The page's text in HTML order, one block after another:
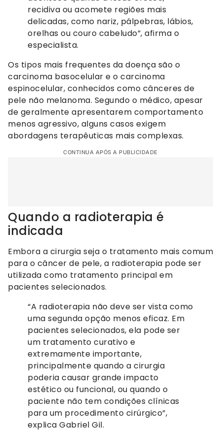
recidiva ou acomete regiões mais
delicadas, como nariz, pálpebras, lábios,
orelhas ou couro cabeludo”, afirma o
especialista.
Os tipos mais frequentes da doença são o
carcinoma basocelular e o carcinoma
espinocelular, conhecidos como cânceres de
pele não melanoma. Segundo o médico, apesar
de geralmente apresentarem comportamento
menos agressivo, alguns casos exigem
abordagens terapêuticas mais complexas.
CONTINUA APÓS A PUBLICIDADE
Quando a radioterapia é
indicada
Embora a cirurgia seja o tratamento mais comum
para o câncer de pele, a radioterapia pode ser
utilizada como tratamento principal em
pacientes selecionados.
“A radioterapia não deve ser vista como
uma segunda opção menos eficaz. Em
pacientes selecionados, ela pode ser
um tratamento curativo e
extremamente importante,
principalmente quando a cirurgia
poderia causar grande impacto
estético ou funcional, ou quando o
paciente não tem condições clínicas
para um procedimento cirúrgico”,
explica Gabriel Gil.